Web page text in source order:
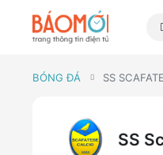
BÓNG ĐÁ SS
SS